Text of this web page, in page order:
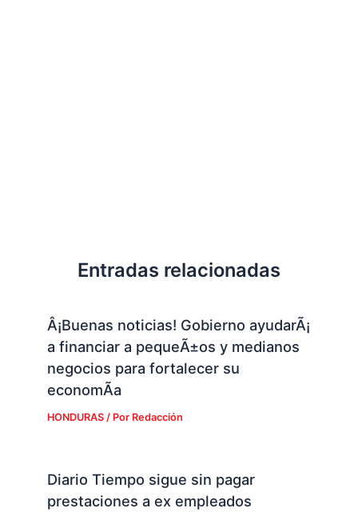
Entradas relacionadas
Â¡Buenas noticias! Gobierno ayudarÃ¡
a financiar a pequeÃ±os y medianos
negocios para fortalecer su
economÃ­a
HONDURAS/ Por Redacción
Diario Tiempo sigue sin pagar
prestaciones a ex empleados